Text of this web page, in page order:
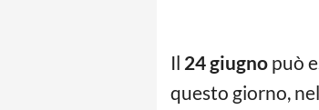
Il 24 giugno può
questo giorno, nel